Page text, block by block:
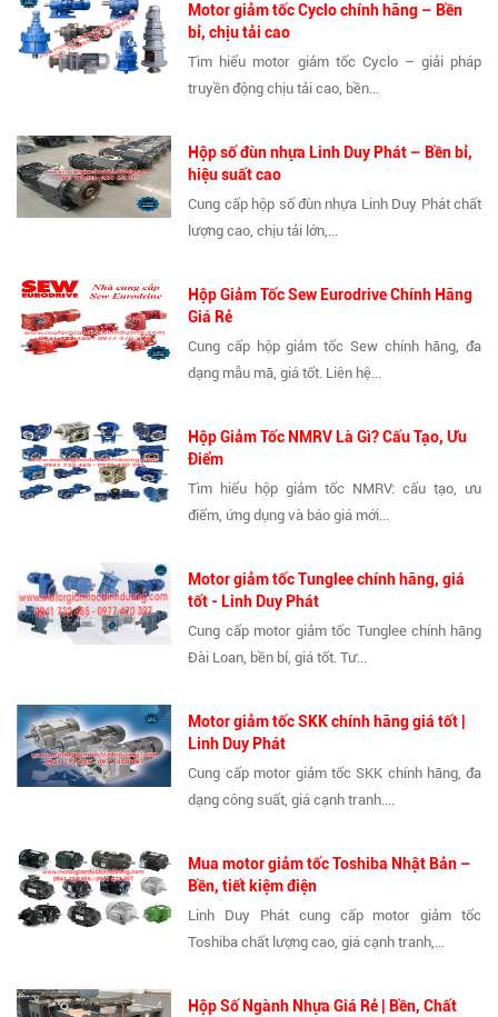
Motor giảm tốc Cyclo chính hãng – Bền
bỉ, chịu tải cao
Tìm hiểu motor giảm tốc Cyclo – giải pháp
truyền động chịu tải cao, bền...
Hộp số đùn nhựa Linh Duy Phát – Bền bỉ,
hiệu suất cao
Cung cấp hộp số đùn nhựa Linh Duy Phát chất
lượng cao, chịu tải lớn,...
Hộp Giảm Tốc Sew Eurodrive Chính Hãng
Giá Rẻ
Cung cấp hộp giảm tốc Sew chính hãng, đa
dạng mẫu mã, giá tốt. Liên hệ...
Hộp Giảm Tốc NMRV Là Gì? Cấu Tạo, Ưu
Điểm
Tìm hiểu hộp giảm tốc NMRV: cấu tạo, ưu
điểm, ứng dụng và báo giá mới...
Motor giảm tốc Tunglee chính hãng, giá
tốt - Linh Duy Phát
Cung cấp motor giảm tốc Tunglee chính hãng
Đài Loan, bền bỉ, giá tốt. Tư...
Motor giảm tốc SKK chính hãng giá tốt |
Linh Duy Phát
Cung cấp motor giảm tốc SKK chính hãng, đa
dạng công suất, giá cạnh tranh....
Mua motor giảm tốc Toshiba Nhật Bản –
Bền, tiết kiệm điện
Linh Duy Phát cung cấp motor giảm tốc
Toshiba chất lượng cao, giá cạnh tranh,...
Hộp Số Ngành Nhựa Giá Rẻ | Bền, Chất